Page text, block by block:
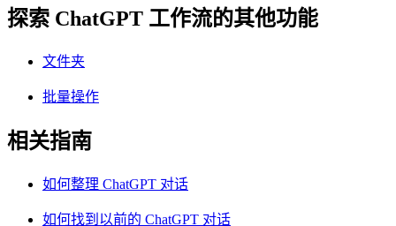
探索 ChatGPT 工作流的其他功能
文件夹
批量操作
相关指南
如何整理 ChatGPT 对话
如何找到以前的 ChatGPT 对话